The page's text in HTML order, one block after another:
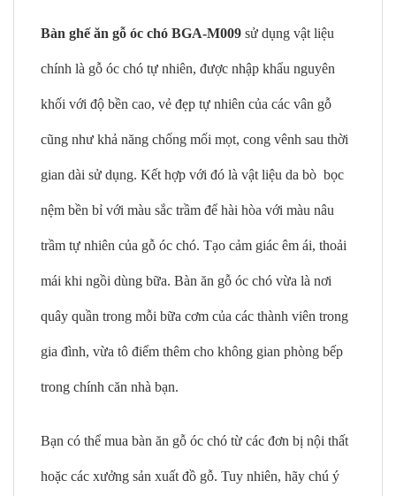
Bàn ghế ăn gỗ óc chó BGA-M009 sử dụng vật liệu
chính là gỗ óc chó tự nhiên, được nhập khẩu nguyên
khối với độ bền cao, vẻ đẹp tự nhiên của các vân gỗ
cũng như khả năng chống mối mọt, cong vênh sau thời
gian dài sử dụng. Kết hợp với đó là vật liệu da bò bọc
nệm bền bỉ với màu sắc trầm để hài hòa với màu nâu
trầm tự nhiên của gỗ óc chó. Tạo cảm giác êm ái, thoải
mái khi ngồi dùng bữa. Bàn ăn gỗ óc chó vừa là nơi
quây quần trong mỗi bữa cơm của các thành viên trong
gia đình, vừa tô điểm thêm cho không gian phòng bếp
trong chính căn nhà bạn.
Bạn có thể mua bàn ăn gỗ óc chó từ các đơn bị nội thất
hoặc các xưởng sản xuất đồ gỗ. Tuy nhiên, hãy chú ý